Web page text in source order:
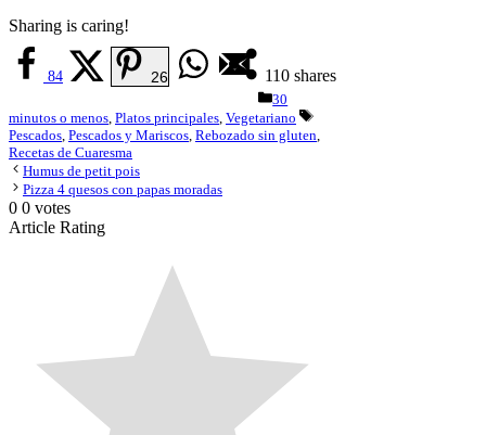
Sharing is caring!
110 shares
84 26
Categorías
30
minutos o menos, Platos principales, Vegetariano
Etiquetas
Pescados, Pescados y Mariscos, Rebozado sin gluten,
Recetas de Cuaresma
Humus de petit pois
Pizza 4 quesos con papas moradas
0 0 votes
Article Rating